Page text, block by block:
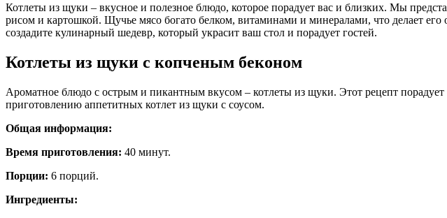
Котлеты из щуки – вкусное и полезное блюдо, которое порадует вас и близких. Мы
рисом и картошкой. Щучье мясо богато белком, витаминами и минералами, что делает
создадите кулинарный шедевр, который украсит ваш стол и порадует гостей.
Котлеты из щуки с копченым беконом
Ароматное блюдо с острым и пикантным вкусом – котлеты из щуки. Этот рецепт
приготовлению аппетитных котлет из щуки с соусом.
Общая информация:
Время приготовления: 40 минут.
Порции: 6 порций.
Ингредиенты: